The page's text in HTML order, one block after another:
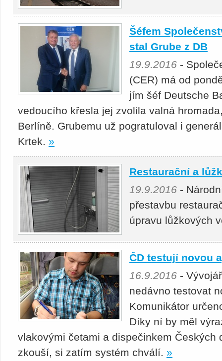
Šéfem
stal Grube z DB
19.9.2016 -
(CER) má od
jím šéf Deutsche
vedoucího křesla jej zvolila valná
Berlíně. Grubemu už pogratuloval i
Krtek. »
Restaurační a
19.9.2016 -
přestavbu
úpravu lůžkových
ČD testují novou
16.9.2016 -
nedávno testovat
Komunikátor
Díky ní by měl
vlakovými četami a dispečinkem Českých
zkouší, si zatím systém chválí. »